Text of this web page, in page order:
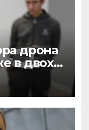
дрона
в двох